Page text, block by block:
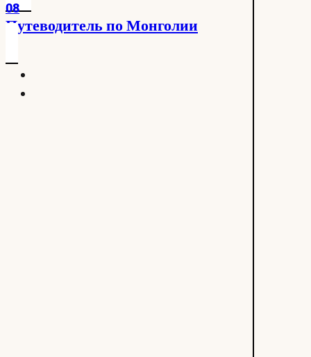
08
Путеводитель по Монголии